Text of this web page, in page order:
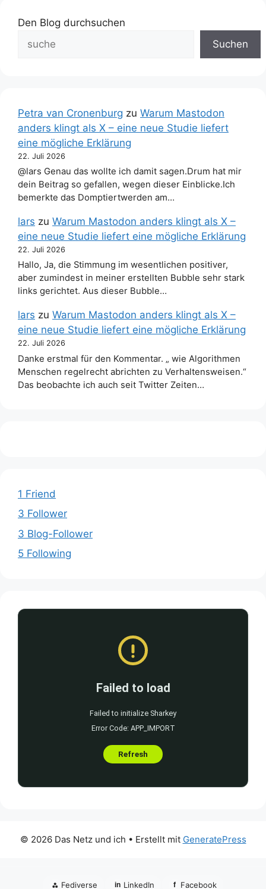
Den Blog durchsuchen
Suchen
Petra van Cronenburg zu Warum Mastodon
anders klingt als X – eine neue Studie liefert
eine mögliche Erklärung
22. Juli 2026
@lars Genau das wollte ich damit sagen.Drum hat mir
dein Beitrag so gefallen, wegen dieser Einblicke.Ich
bemerkte das Domptiertwerden am…
lars zu Warum Mastodon anders klingt als X –
eine neue Studie liefert eine mögliche Erklärung
22. Juli 2026
Hallo, Ja, die Stimmung im wesentlichen positiver,
aber zumindest in meiner erstellten Bubble sehr stark
links gerichtet. Aus dieser Bubble…
lars zu Warum Mastodon anders klingt als X –
eine neue Studie liefert eine mögliche Erklärung
22. Juli 2026
Danke erstmal für den Kommentar. „ wie Algorithmen
Menschen regelrecht abrichten zu Verhaltensweisen.“
Das beobachte ich auch seit Twitter Zeiten…
1 Friend
3 Follower
3 Blog-Follower
5 Following
© 2026 Das Netz und ich • Erstellt mit GeneratePress
⁂ Fediverse in LinkedIn f Facebook